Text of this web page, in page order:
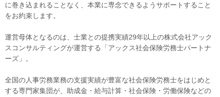
に巻き込まれることなく、本業に専念できるようサポートすること
をお約束します。
運営母体となるのは、士業との提携実績29年以上の株式会社アック
スコンサルティングが運営する「アックス社会保険労務士パートナ
ーズ」。
全国の人事労務業務の支援実績が豊富な社会保険労務士をはじめと
する専門家集団が、助成金・給与計算・社会保険・労働保険などの